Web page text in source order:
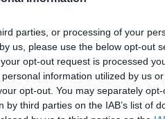
parties, or processing of your
us, please use the below opt-out
opt-out request is processed
information utilized by us
opt-out. You may separately
third parties on the IAB’s list of
Ουκρανός ΥΠΕΞ - Ρωσικό
και 36